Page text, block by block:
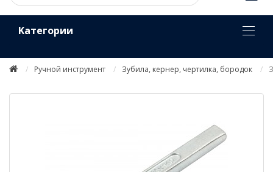
Kатегории
Ручной инструмент Зубила, кернер, чертилка, бородок